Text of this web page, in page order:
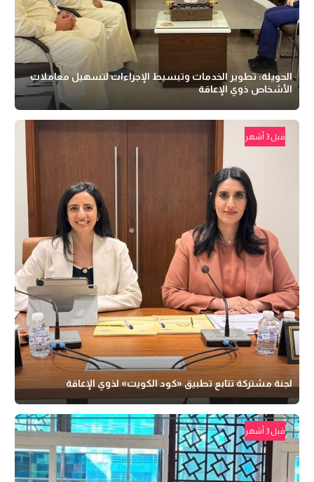
الحويلة: تطوير الخدمات وتبسيط الإجراءات لتسهيل معاملات
الأشخاص ذوي الإعاقة
قبل 3 أشهر
لجنة مشتركة تتابع تطبيق «كود الكويت» لذوي الإعاقة
قبل 3 أشهر